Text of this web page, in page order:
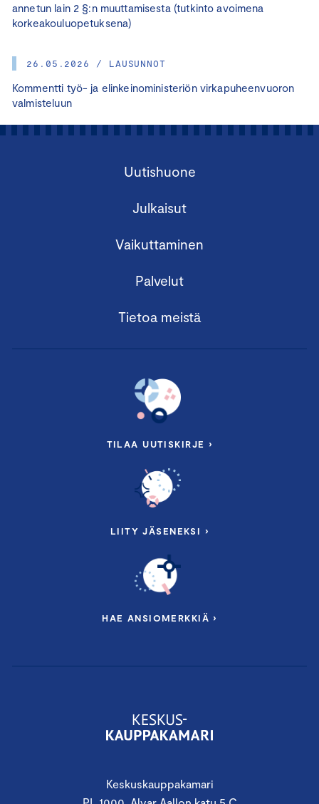
annetun lain 2 §:n muuttamisesta (tutkinto avoimena
korkeakouluopetuksena)
26.05.2026 / LAUSUNNOT
Kommentti työ- ja elinkeinoministeriön virkapuheenvuoron
valmisteluun
Keskuskauppakamari
Uutishuone
Julkaisut
Vaikuttaminen
Palvelut
Tietoa meistä
TILAA UUTISKIRJE ›
LIITY JÄSENEKSI ›
HAE ANSIOMERKKIÄ ›